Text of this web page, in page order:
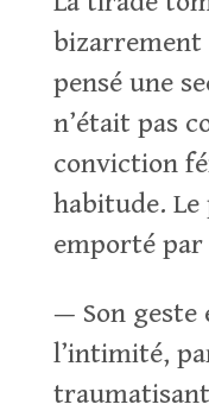
bizarrement
pensé une
n’était pas
conviction
habitude.
emporté par
— Son geste
l’intimité,